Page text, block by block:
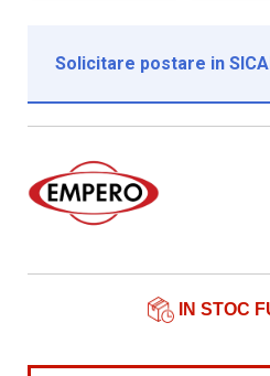
Solicitare postare in
Institutie*
Nume contact*
IN STOC